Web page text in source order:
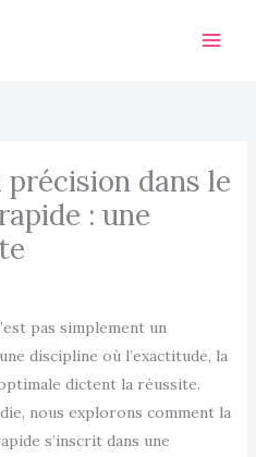
précision dans le
: une
pas simplement un
discipline où l’exactitude, la
dictent la réussite.
nous explorons comment la
s’inscrit dans une